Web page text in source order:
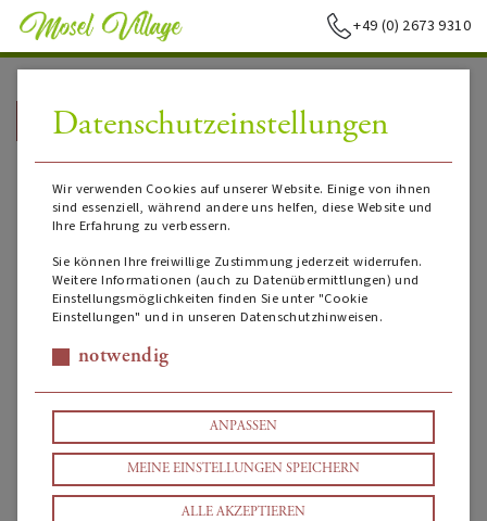
+49 (0) 2673 9310
ZURÜCK ZUR STARTSEITE
Datenschutzeinstellungen
Wir verwenden Cookies auf unserer Website. Einige von ihnen
sind essenziell, während andere uns helfen, diese Website und
Ihre Erfahrung zu verbessern.
Sie können Ihre freiwillige Zustimmung jederzeit widerrufen.
Weitere Informationen (auch zu Datenübermittlungen) und
Einstellungsmöglichkeiten finden Sie unter "Cookie
Einstellungen" und in unseren Datenschutzhinweisen.
notwendig
ANPASSEN
MEINE EINSTELLUNGEN SPEICHERN
ALLE AKZEPTIEREN